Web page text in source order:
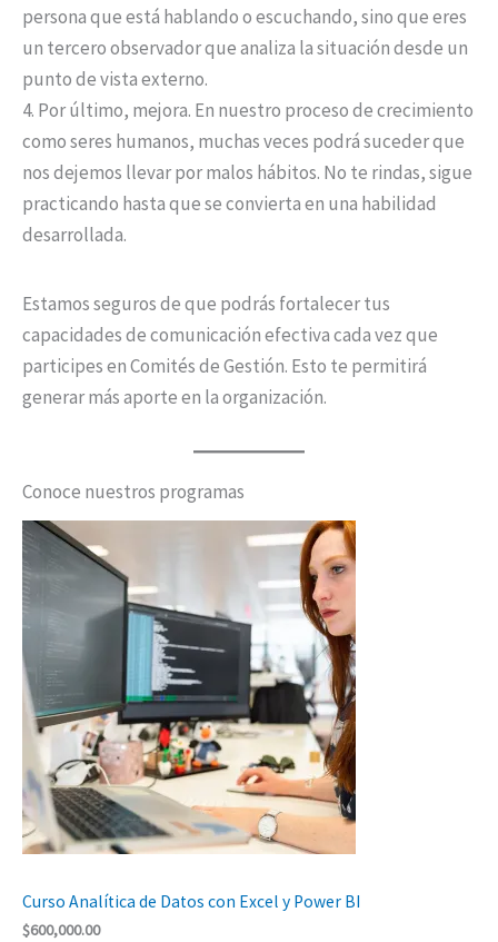
persona que está hablando o escuchando, sino que eres
un tercero observador que analiza la situación desde un
punto de vista externo.
4. Por último, mejora. En nuestro proceso de crecimiento
como seres humanos, muchas veces podrá suceder que
nos dejemos llevar por malos hábitos. No te rindas, sigue
practicando hasta que se convierta en una habilidad
desarrollada.
Estamos seguros de que podrás fortalecer tus
capacidades de comunicación efectiva cada vez que
participes en Comités de Gestión. Esto te permitirá
generar más aporte en la organización.
Conoce nuestros programas
Curso Analítica de Datos con Excel y Power BI
$600,000.00